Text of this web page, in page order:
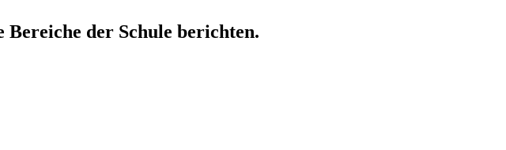
der Schule berichten.